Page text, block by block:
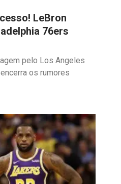
LeBron
76ers
pelo Los Angeles
os rumores